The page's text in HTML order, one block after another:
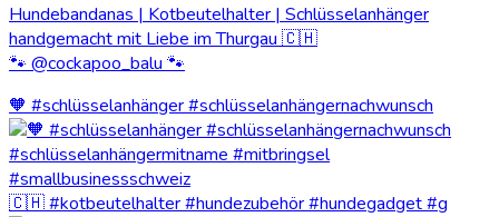
Hundebandanas | Kotbeutelhalter | Schlüsselanhänger
handgemacht mit Liebe im Thurgau 🇨🇭
🐾 @cockapoo_balu 🐾
🧡 #schlüsselanhänger #schlüsselanhängernachwunsch
🇨🇭 #kotbeutelhalter #hundezubehör #hundegadget #g